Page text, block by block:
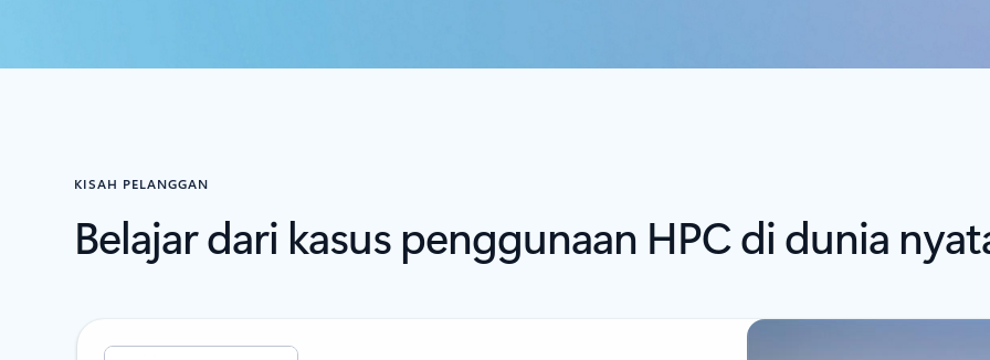
KISAH PELANGGAN
Belajar dari kasus penggunaan HPC di dunia
Menampilkan slide 1 dari 2